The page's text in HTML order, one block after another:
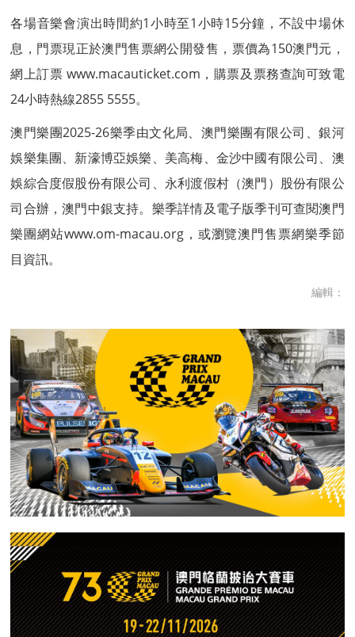
各場音樂會演出時間約1小時至1小時15分鐘，不設中場休
息，門票現正於澳門售票網公開發售，票價為150澳門元，
網上訂票 www.macauticket.com，購票及票務查詢可致電
24小時熱線2855 5555。
澳門樂團2025-26樂季由文化局、澳門樂團有限公司、銀河
娛樂集團、新濠博亞娛樂、美高梅、金沙中國有限公司、澳
娛綜合度假股份有限公司、永利渡假村（澳門）股份有限公
司合辦，澳門中銀支持。樂季詳情及電子版季刊可查閱澳門
樂團網站www.om-macau.org，或瀏覽澳門售票網樂季節
目資訊。
編輯：